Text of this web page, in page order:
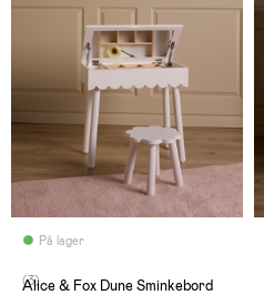
På lager
(3)
Alice & Fox Dune Sminkebord